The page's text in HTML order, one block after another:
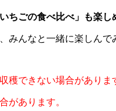
ちごの食べ比べ」も楽し
みんなと一緒に楽しんで
穫できない場合があり
があります。